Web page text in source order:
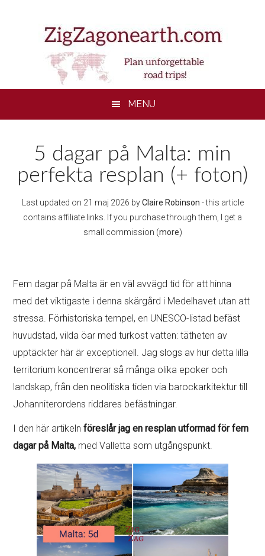
MENU
5 dagar på Malta: min
perfekta resplan (+ foton)
Last updated on 21 maj 2026 byClaire Robinson - this article
contains affiliate links. If you purchase through them, I get a
small commission (more)
Fem dagar på Malta är en väl avvägd tid för att hinna
med det viktigaste i denna skärgård i Medelhavet utan att
stressa. Förhistoriska tempel, en UNESCO-listad befäst
huvudstad, vilda öar med turkost vatten: tätheten av
upptäckter här är exceptionell. Jag slogs av hur detta lilla
territorium koncentrerar så många olika epoker och
landskap, från den neolitiska tiden via barockarkitektur till
Johanniterordens riddares befästningar.
I den här artikelnföreslår jag en resplan utformad för fem
dagar på Malta, med Valletta som utgångspunkt.